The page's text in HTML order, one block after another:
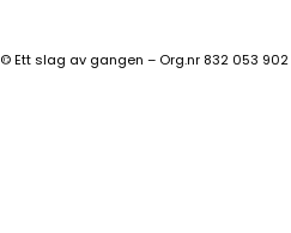
©Ett slag av gangen – Org.nr 832 053 902